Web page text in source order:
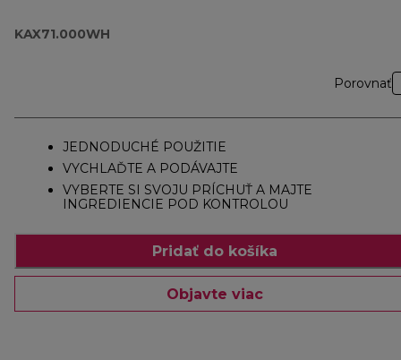
KAX71.000WH
KAX71.000WH
Porovnať
JEDNODUCHÉ POUŽITIE
VYCHLAĎTE A PODÁVAJTE
VYBERTE SI SVOJU PRÍCHUŤ A MAJTE
INGREDIENCIE POD KONTROLOU
Pridať do košíka
Objavte viac